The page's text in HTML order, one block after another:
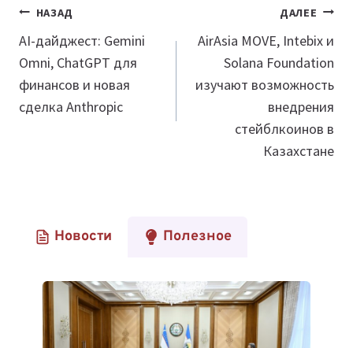
Навигация
по
записям
НАЗАД
AI-дайджест: Gemini
Omni, ChatGPT для
финансов и новая
сделка Anthropic
ДАЛЕЕ
AirAsia MOVE, Intebix и
Solana Foundation
изучают возможность
внедрения
стейблкоинов в
Казахстане
Новости Полезное